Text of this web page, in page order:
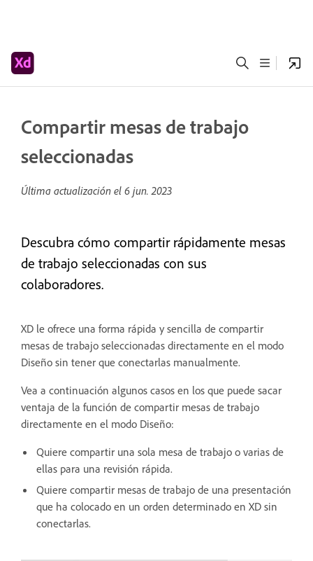
Compartir mesas de trabajo
seleccionadas
Última actualización el 6 jun. 2023
Descubra cómo compartir rápidamente mesas
de trabajo seleccionadas con sus
colaboradores.
XD le ofrece una forma rápida y sencilla de compartir
mesas de trabajo seleccionadas directamente en el modo
Diseño sin tener que conectarlas manualmente.
Vea a continuación algunos casos en los que puede sacar
ventaja de la función de compartir mesas de trabajo
directamente en el modo Diseño:
Quiere compartir una sola mesa de trabajo o varias de
ellas para una revisión rápida.
Quiere compartir mesas de trabajo de una presentación
que ha colocado en un orden determinado en XD sin
conectarlas.